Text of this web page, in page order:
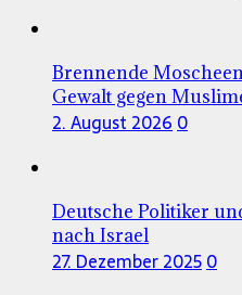
Brennende
Gewalt gegen
2. August 20260
Deutsche Politiker
nach Israel
27. Dezember 20250